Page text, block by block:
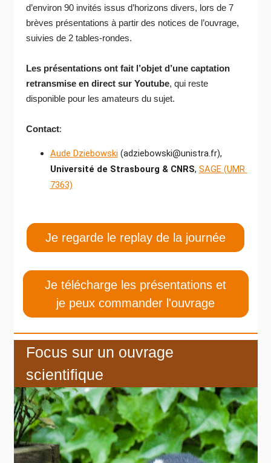
d’environ 90 invités issus d’horizons divers, lors de 7
brèves présentations à partir des notices de l’ouvrage,
suivies de 2 tables-rondes.
Les présentations ont fait l’objet d’une captation
retransmise en direct sur Youtube, qui reste
disponible pour les amateurs du sujet.
Contact:
Aude Dziebowski
Université de Strasbourg & CNRS, SAGE (UMR
7363)
Je regarde le replay de la journée
Je télécharge les présentations et
je peux commander l'ouvrage
Focus sur un ouvrage
scientifique